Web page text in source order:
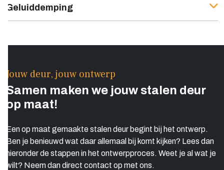
Geluiddemping
Jouw deur, jouw ontwerp
Samen maken we jouw stalen deur
op maat!
Een op maat gemaakte stalen deur begint bij het ontwerp.
Ben je benieuwd wat daar allemaal bij komt kijken? Lees dan
hieronder de stappen in het ontwerpproces. Weet je al wat je
wilt? Neem dan direct contact op met ons.